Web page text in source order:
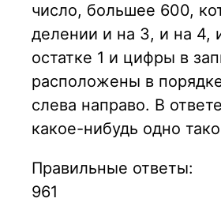
число, большее 600,
делении и на 3, и на 4,
остатке 1 и цифры в
расположены в
слева направо. В
какое-нибудь одно
Правильные ответы:
961